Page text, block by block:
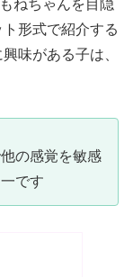
ねちゃんを目隠
形式で紹介する
味がある子は、
の感覚を敏感
です